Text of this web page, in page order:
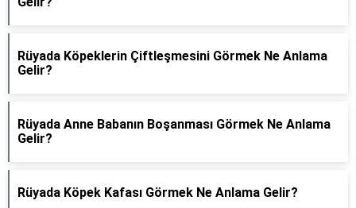
Rüyada Köpeklerin Çiftleşmesini Görmek Ne Anlama
Gelir?
Rüyada Anne Babanın Boşanması Görmek Ne Anlama
Gelir?
Rüyada Köpek Kafası Görmek Ne Anlama Gelir?